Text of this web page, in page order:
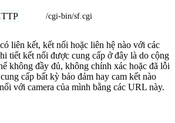
/cgi-bin/sf.cgi
liên kết, kết nối hoặc liên hệ nào với các
tiết kết nối được cung cấp ở đây là do cộng
không đầy đủ, không chính xác hoặc đã lỗi
cấp bất kỳ bảo đảm hay cam kết nào
với camera của mình bằng các URL này.